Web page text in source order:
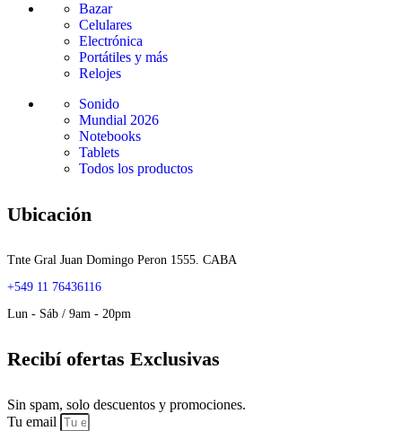
Bazar
Celulares
Electrónica
Portátiles y más
Relojes
Sonido
Mundial 2026
Notebooks
Tablets
Todos los productos
Ubicación
Tnte Gral Juan Domingo Peron 1555. CABA
+549 11 76436116
Lun - Sáb / 9am - 20pm
Recibí ofertas Exclusivas
Sin spam, solo descuentos y promociones.
Tu email